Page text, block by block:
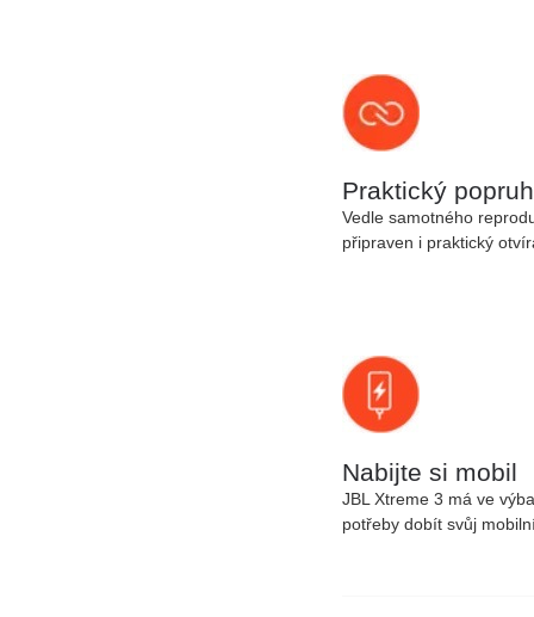
Praktický popruh
Vedle samotného
připraven i praktický
Nabijte si mobil
JBL Xtreme 3 má ve
potřeby dobít svůj